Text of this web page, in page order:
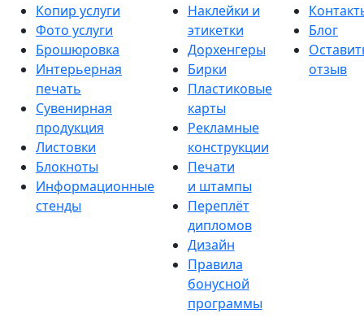
Копир услуги
Фото услуги
Брошюровка
Интерьерная
печать
Сувенирная
продукция
Листовки
Блокноты
Информационные
стенды
Наклейки и
этикетки
Дорхенгеры
Бирки
Пластиковые
карты
Рекламные
конструкции
Печати
и штампы
Переплёт
дипломов
Дизайн
Правила
бонусной
программы
Блог
отзыв